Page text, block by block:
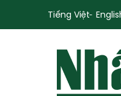
Tiếng Việt